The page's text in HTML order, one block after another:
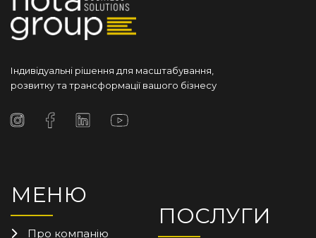
Індивідуальні рішення для масштабування,
розвитку та трансформації вашого бізнесу
МЕНЮ
Про компанію
ПОСЛУГИ